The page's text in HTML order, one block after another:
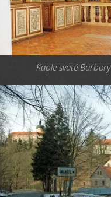
Kaple svaté Barbory